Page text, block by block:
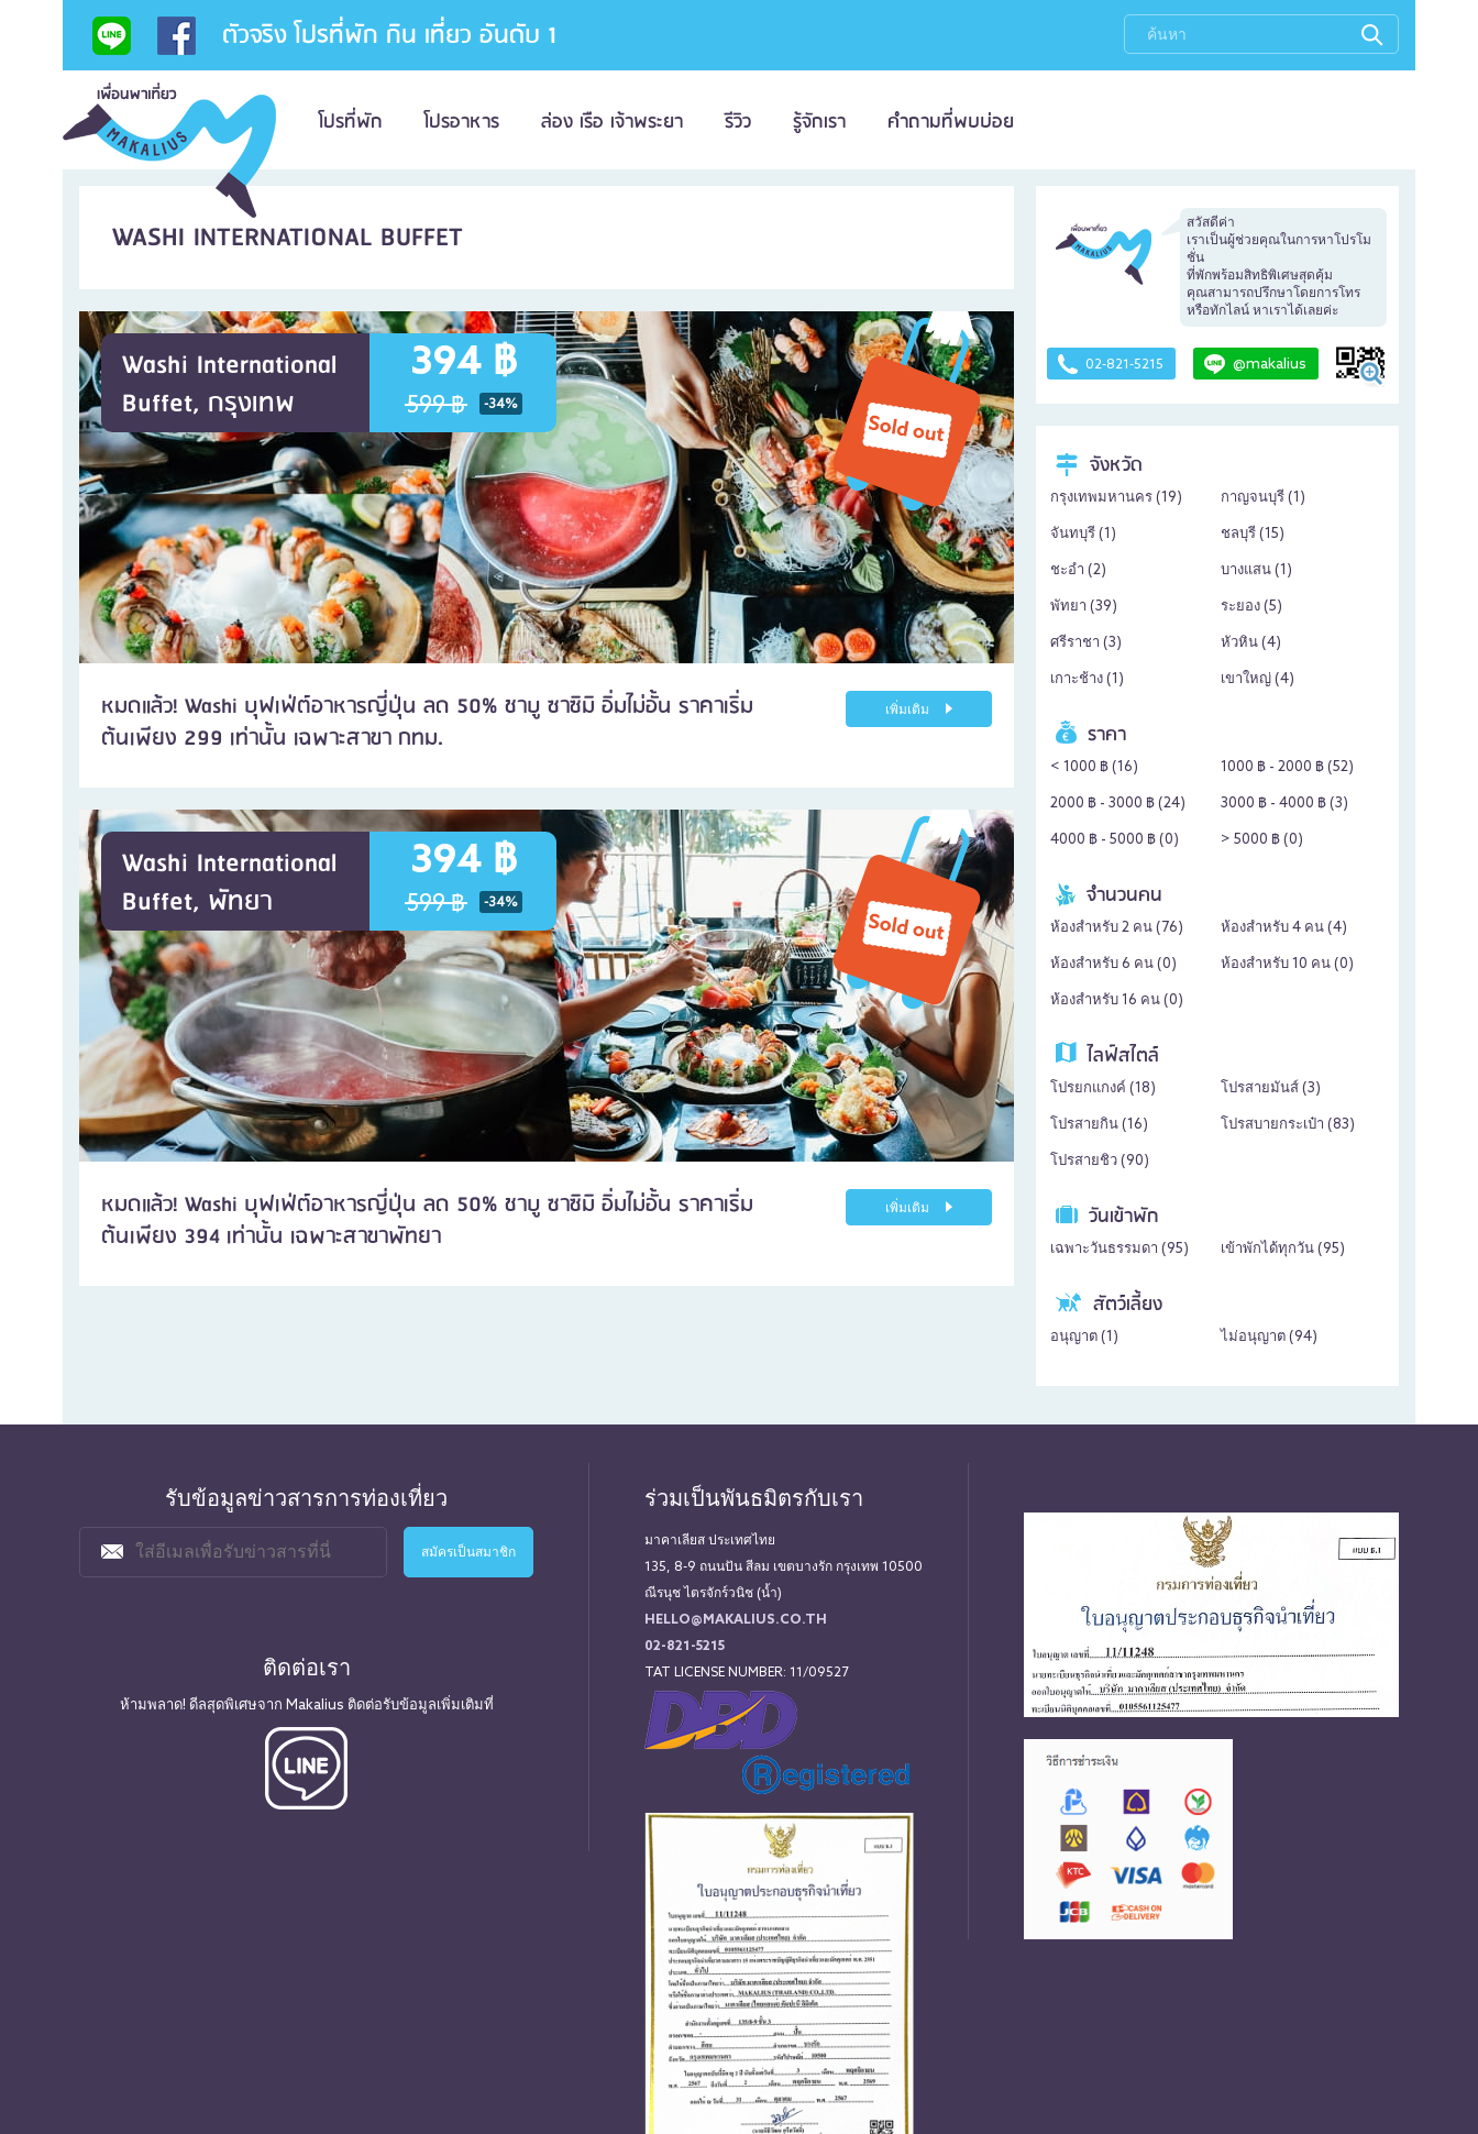
ตัวจริง โปรที่พัก กิน เที่ยว อันดับ 1
โปรที่พัก โปรอาหาร ล่อง เรือ เจ้าพระยา รีวิว รู้จักเรา คำถามที่พบบ่อย
WASHI INTERNATIONAL BUFFET
Washi International
Buffet, กรุงเทพ
394 ฿
599 ฿ -34%
หมดแล้ว! Washi บุฟเฟ่ต์อาหารญี่ปุ่น ลด 50% ชาบู ซาซิมิ อิ่มไม่อั้น ราคาเริ่ม
ต้นเพียง 299 เท่านั้น เฉพาะสาขา กทม.
เพิ่มเติม
Washi International
Buffet, พัทยา
394 ฿
599 ฿ -34%
หมดแล้ว! Washi บุฟเฟ่ต์อาหารญี่ปุ่น ลด 50% ชาบู ซาซิมิ อิ่มไม่อั้น ราคาเริ่ม
ต้นเพียง 394 เท่านั้น เฉพาะสาขาพัทยา
เพิ่มเติม
สวัสดีค่า
เราเป็นผู้ช่วยคุณในการหาโปรโม
ชั่น
ที่พักพร้อมสิทธิพิเศษสุดคุ้ม
คุณสามารถปรึกษาโดยการโทร
หรือทักไลน์ หาเราได้เลยค่ะ
02-821-5215 @makalius
จังหวัด
กรุงเทพมหานคร (19) กาญจนบุรี (1 )
จันทบุรี (1 ) ชลบุรี (15)
ชะอำ (2) บางแสน (1 )
พัทยา (39) ระยอง (5)
ศรีราชา (3) หัวหิน (4)
เกาะช้าง (1 ) เขาใหญ่ (4)
ราคา
< 1000 ฿ (16) 1000 ฿ - 2000 ฿ (52)
2000 ฿ - 3000 ฿ (24) 3000 ฿ - 4000 ฿ (3)
4000 ฿ - 5000 ฿ (0) > 5000 ฿ (0)
จำนวนคน
ห้องสำหรับ 2 คน ( 76) ห้องสำหรับ 4 คน (4)
ห้องสำหรับ 6 คน (0) ห้องสำหรับ 10 คน (0)
ห้องสำหรับ 16 คน (0)
ไลฟ์สไตล์
โปรยกแกงค์ (18) โปรสายมันส์ (3)
โปรสายกิน (16) โปรสบายกระเป๋า (83)
โปรสายชิว ( 90)
วันเข้าพัก
เฉพาะวันธรรมดา ( 95) เข้าพักได้ทุกวัน ( 95)
สัตว์เลี้ยง
อนุญาต (1 ) ไม่อนุญาต ( 94)
รับข้อมูลข่าวสารการท่องเที่ยว
ติดต่อเรา
ห้ามพลาด! ดีลสุดพิเศษจาก Makalius ติดต่อรับข้อมูลเพิ่มเติมที่
ร่วมเป็นพันธมิตรกับเรา
มาคาเลียส ประเทศไทย
135, 8-9 ถนนปัน สีลม เขตบางรัก กรุงเทพ 10500
ณีรนุช ไตรจักร์วนิช (น้ำ)
HELLO@MAKALIUS.CO.TH
02-821-5215
TAT LICENSE NUMBER: 11/09527